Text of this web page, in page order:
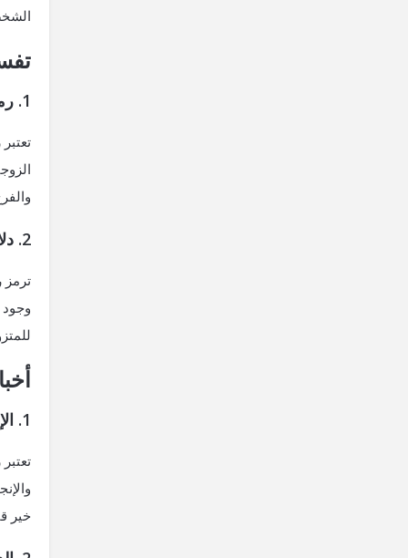
1. رمز الخير والاستقرار والسعادة في حياة المتزوجة
2. دلالة قدوم مناسبات سعيدة ومفرحة
ترمز
وجود
1. الإشارة إلى سماع أخبار جيدة تحمل الخير للمتزوجة
خير